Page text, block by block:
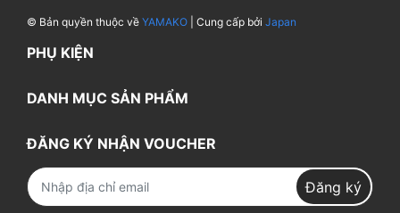
© Bản quyền thuộc về YAMAKO | Cung cấp bởi Japan
PHỤ KIỆN
DANH MỤC SẢN PHẨM
ĐĂNG KÝ NHẬN VOUCHER
Đăng ký